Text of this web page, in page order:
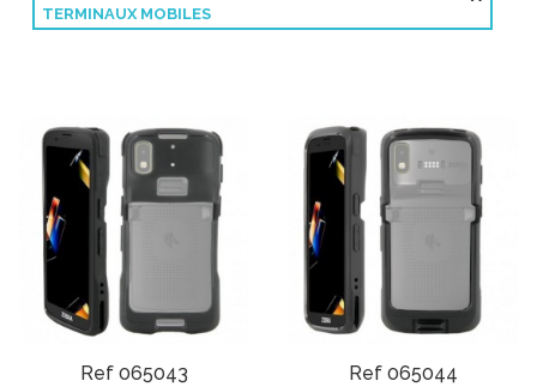
TERMINAUX MOBILES
Ref 065043 Ref 065044